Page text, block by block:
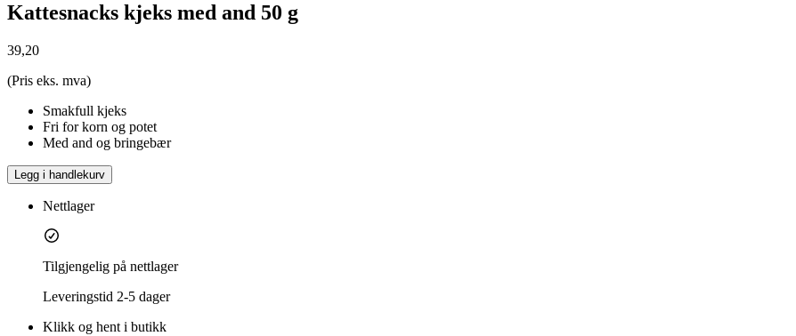
Kattesnacks kjeks med and 50 g
39,20
(Pris eks. mva)
Smakfull kjeks
Fri for korn og potet
Med and og bringebær
Legg i handlekurv
Nettlager
Tilgjengelig på nettlager
Leveringstid 2-5 dager
Klikk og hent i butikk